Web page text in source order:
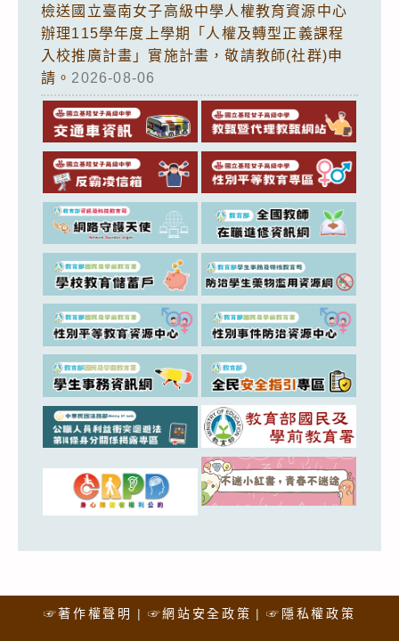
檢送國立臺南女子高級中學人權教育資源中心
辦理115學年度上學期「人權及轉型正義課程
入校推廣計畫」實施計畫，敬請教師(社群)申
請。 2026-08-06
☞著作權聲明 ☞網站安全政策 ☞隱私權政策